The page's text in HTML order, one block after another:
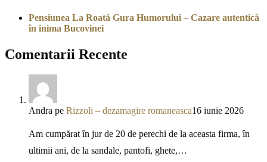
Pensiunea La Roată Gura Humorului – Cazare autentică
în inima Bucovinei
Comentarii Recente
Andra pe Rizzoli – dezamagire romaneasca16 iunie 2026
Am cumpărat în jur de 20 de perechi de la aceasta firma, în
ultimii ani, de la sandale, pantofi, ghete,…